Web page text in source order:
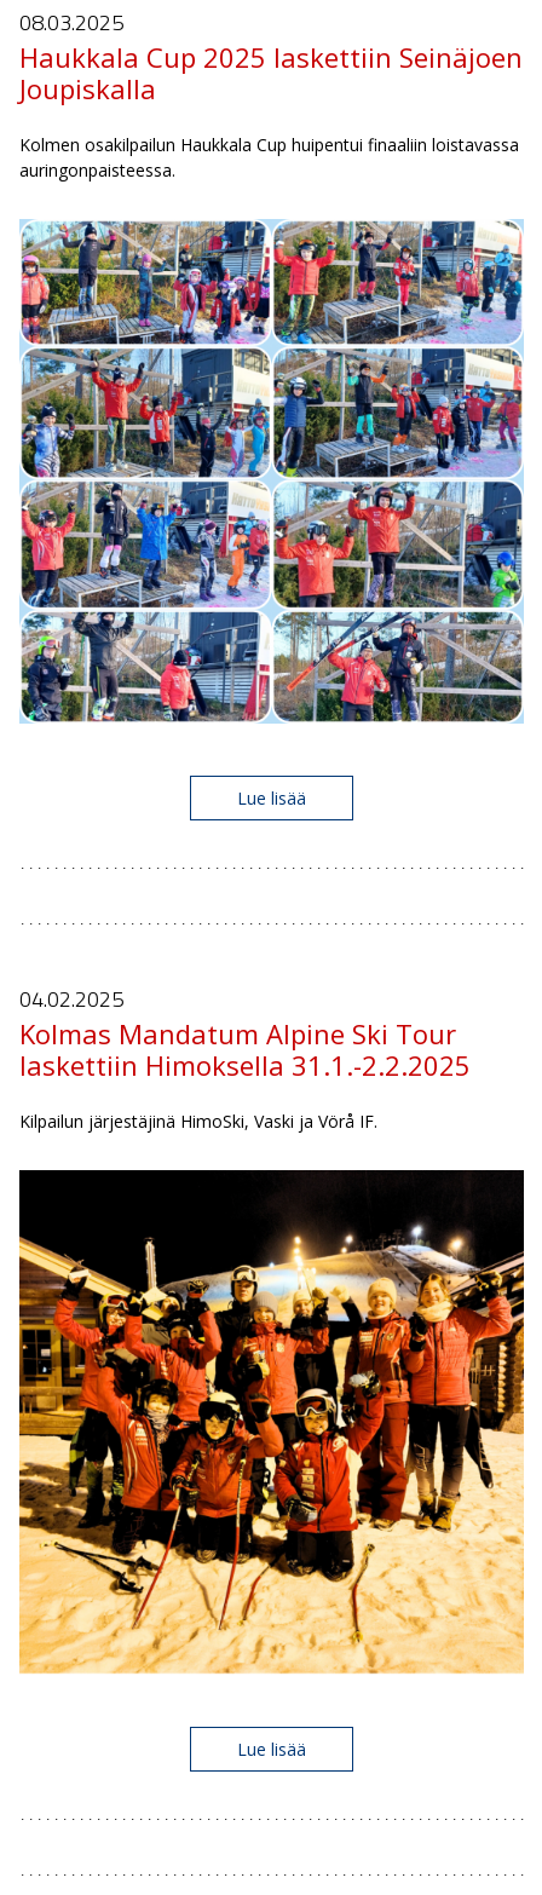
08.03.2025
Haukkala Cup 2025 laskettiin Seinäjoen
Joupiskalla
Kolmen osakilpailun Haukkala Cup huipentui finaaliin loistavassa
auringonpaisteessa.
Lue lisää
04.02.2025
Kolmas Mandatum Alpine Ski Tour
laskettiin Himoksella 31.1.-2.2.2025
Kilpailun järjestäjinä HimoSki, Vaski ja Vörå IF.
Lue lisää